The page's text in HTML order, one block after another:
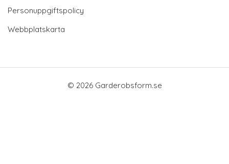
Personuppgiftspolicy
Webbplatskarta
© 2026 Garderobsform.se